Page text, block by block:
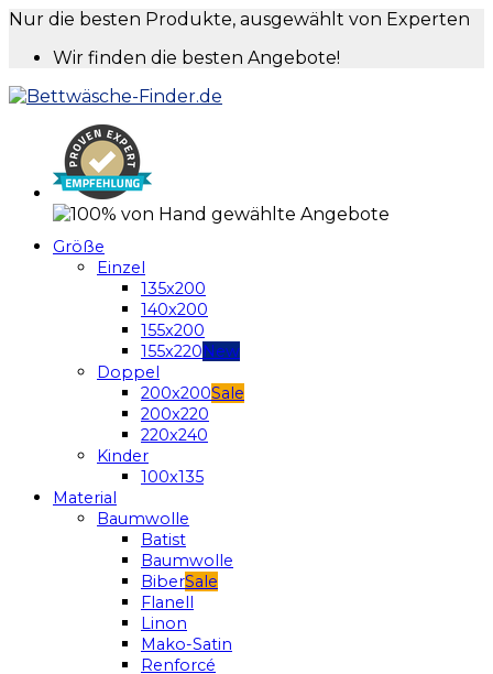
Nur die besten Produkte, ausgewählt von Experten
Wir finden die besten Angebote!
Größe
Einzel
135x200
140x200
155x200
155x220
Doppel
200x200
200x220
220x240
Kinder
100x135
Material
Baumwolle
Batist
Baumwolle
Biber
Flanell
Linon
Mako-Satin
Renforcé